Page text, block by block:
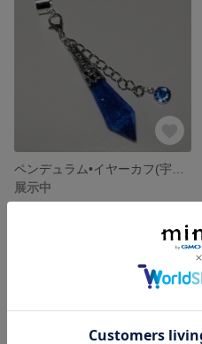
展示中